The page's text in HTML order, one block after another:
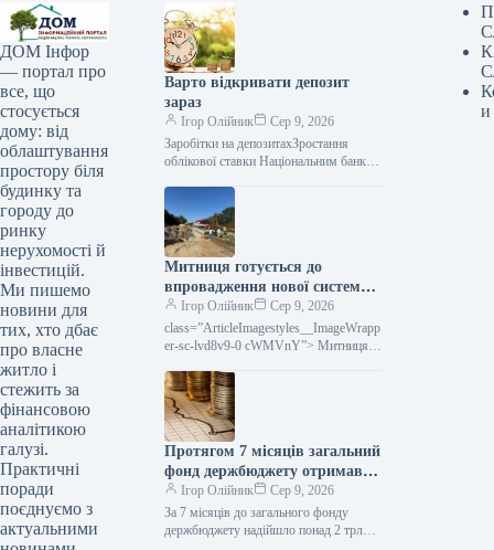
ДОМ Інфор
— портал про
все, що
стосується
дому: від
облаштування
простору біля
будинку та
городу до
ринку
нерухомості й
інвестицій.
Ми пишемо
новини для
тих, хто дбає
про власне
житло і
стежить за
фінансовою
аналітикою
галузі.
Практичні
поради
поєднуємо з
актуальними
Варто відкривати депозит
зараз
Ігор Олійник
Сер 9, 2026
Заробітки на депозитахЗростання
облікової ставки Національним банком
вкладами. Тим часом фінансові
Митниця готується до
впровадження нової системи:
які зміни очікуються
Ігор Олійник
Сер 9, 2026
class=”ArticleImagestyles__ImageWrapp
er-sc-lvd8v9-0 cWMVnY”> Митниця
змінитьсяДержавна митна служба
України планує впровадити першу в
Протягом 7 місяців загальний
фонд держбюджету отримав
понад 2 трильйони гривень
(інфографіка)
Ігор Олійник
Сер 9, 2026
За 7 місяців до загального фонду
держбюджету надійшло понад 2 трлн
и